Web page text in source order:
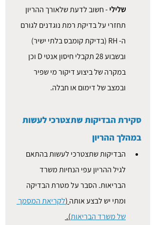
שלילי - חשוב לדעת שלאורך ההריון
תחזרי על בדיקת רמת נוגדנים לגורם
ה- RH (בדיקת קומבס בלתי ישיר)
ובשבוע 28 תקבלי חיסון אנטי D וכן
במקרה של ביצוע דיקור מי שפיר
ובמצב של דימום או חבלה.
סקירת הבדיקות שתצטרכי לעשות
במהלך ההריון
הבדיקות שתצטרכי לעשות בהתאם
לגיל ההריון עפי הנחיות משרד
הבריאות. הסבר על מטרת הבדיקה
ומתי יש לבצע אותה (לקריאת המסמך
של משרד הבריאות).